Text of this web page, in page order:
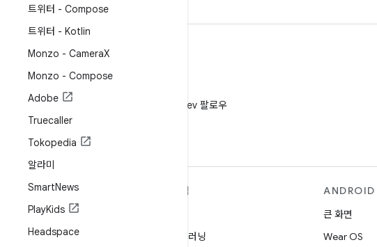
트위터 - Compose
트위터 - Kotlin
Monzo - CameraX
Monzo - Compose
Adobe
Truecaller
Tokopedia
알라미
SmartNews
PlayKids
Headspace
X에서 @AndroidDev 팔로우
ANDROID 자세히 알아보기
Android
엔터프라이즈용 Android
탐색
머신러닝
ANDROID
큰 화면
Wear OS